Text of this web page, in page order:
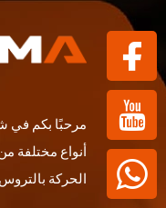
مرحبًا بكم في
أنواع
الحركة